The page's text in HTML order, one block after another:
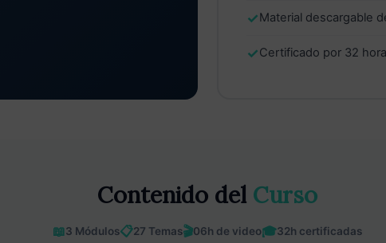
✓Material descargable
✓Certificado por 32
Contenido del Curso
📖3 Módulos📋27 Temas🎬06h de video🎓32h certificadas